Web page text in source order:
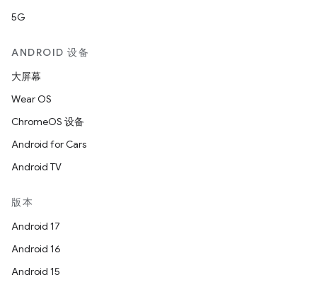
5G
ANDROID 设备
大屏幕
Wear OS
ChromeOS 设备
Android for Cars
Android TV
版本
Android 17
Android 16
Android 15